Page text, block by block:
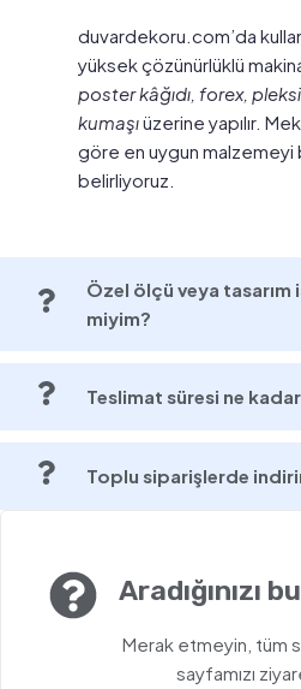
duvardekoru.com’da
yüksek çözünürlüklü
poster kâğıdı, forex, pleksi
kumaşıüzerine yapılır.
göre en uygun malzemeyi
belirliyoruz.
Özel ölçü veya
miyim?
Teslimat süresi ne
Toplu siparişlerde
Aradığınızı
Merak etmeyin, tüm
sayfamızı